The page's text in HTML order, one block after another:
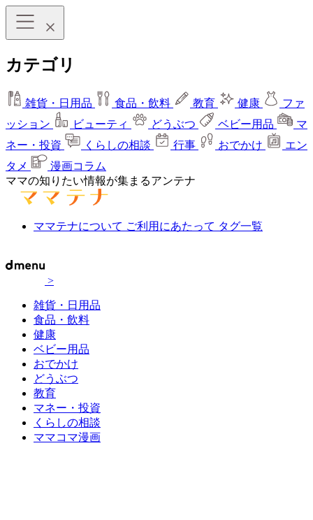
カテゴリ
雑貨・日用品 食品・飲料 教育 健康
ファ
ッション
ビューティ どうぶつ ベビー用品
マ
ネー・投資
くらしの相談 行事 おでかけ
エン
タメ
漫画コラム
ママの知りたい情報が集まるアンテナ
ママテナについて ご利用にあたって タグ一覧
>
雑貨・日用品
食品・飲料
健康
ベビー用品
おでかけ
どうぶつ
教育
マネー・投資
くらしの相談
ママコマ漫画